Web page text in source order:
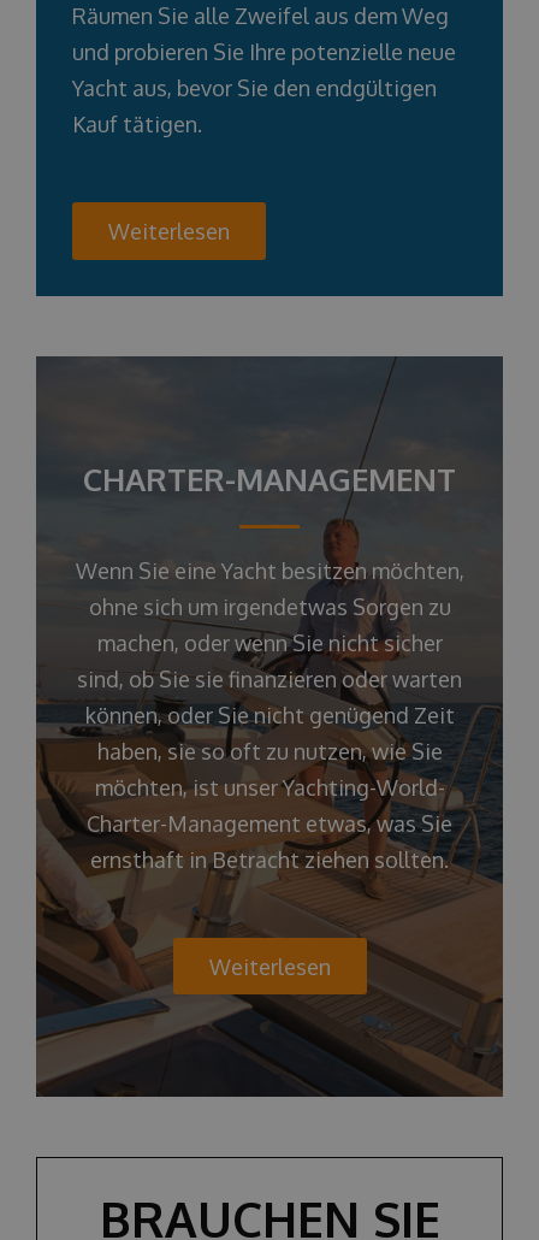
Räumen Sie alle Zweifel aus dem Weg
und probieren Sie Ihre potenzielle neue
Yacht aus, bevor Sie den endgültigen
Kauf tätigen.
Weiterlesen
CHARTER-MANAGEMENT
Wenn Sie eine Yacht besitzen möchten,
ohne sich um irgendetwas Sorgen zu
machen, oder wenn Sie nicht sicher
sind, ob Sie sie finanzieren oder warten
können, oder Sie nicht genügend Zeit
haben, sie so oft zu nutzen, wie Sie
möchten, ist unser Yachting-World-
Charter-Management etwas, was Sie
ernsthaft in Betracht ziehen sollten.
Weiterlesen
BRAUCHEN SIE